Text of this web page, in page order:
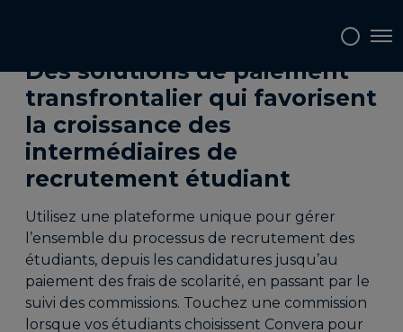
Des solutions de paiement
transfrontalier qui favorisent
la croissance des
intermédiaires de
recrutement étudiant
Utilisez une plateforme unique pour gérer
l’ensemble du processus de recrutement des
étudiants, depuis les candidatures jusqu’au
paiement des frais de scolarité, en passant par le
suivi des commissions. Touchez une commission
lorsque vos étudiants choisissent Convera pour